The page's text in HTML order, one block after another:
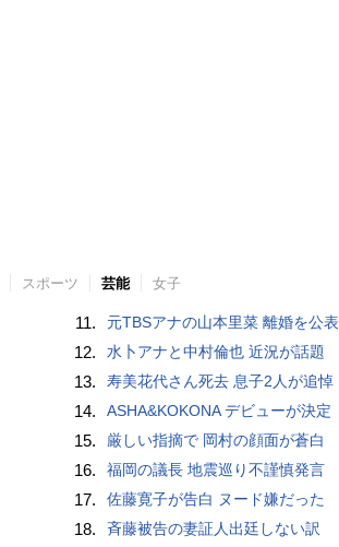
スポーツ 芸能 女子
11. 元TBSアナの山本里菜 離婚を公表
12. 水卜アナと中村倫也 近況が話題
13. 寿美花代さん死去 息子2人が追悼
14. ASHA&KOKONA デビューが決定
15. 厳しい指摘で 岡村の顔面が蒼白
16. 福岡の議長 地震巡り不謹慎発言
17. 佐藤寛子が告白 ヌード嫌だった
18. 斉藤被告の妻証人出廷しない訳